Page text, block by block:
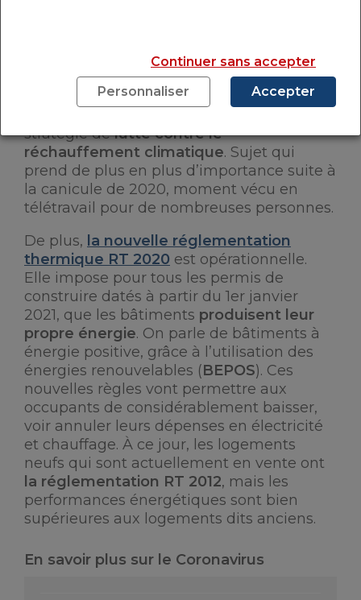
espaces sont, à ce jour, plus facilement
trouvables dans des constructions neuves.
stratégie delutte contre le
réchauffement climatique. Sujet qui
prend de plus en plus d’importance suite à
la canicule de 2020, moment vécu en
télétravail pour de nombreuses personnes.
De plus, la nouvelle réglementation
thermique RT 2020 est opérationnelle.
Elle impose pour tous les permis de
construire datés à partir du 1er janvier
2021, que les bâtiments produisent leur
propre énergie. On parle de bâtiments à
énergie positive, grâce à l’utilisation des
énergies renouvelables (BEPOS). Ces
nouvelles règles vont permettre aux
occupants de considérablement baisser,
voir annuler leurs dépenses en électricité
et chauffage. À ce jour, les logements
neufs qui sont actuellement en vente ont
la réglementation RT 2012, mais les
performances énergétiques sont bien
supérieures aux logements dits anciens.
En savoir plus sur le Coronavirus
Continuer sans accepter
Personnaliser
Accepter